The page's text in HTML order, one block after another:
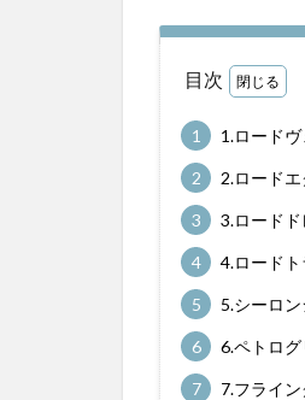
目次
1 1.ロード
2 2.ロード
3 3.ロードド
4 4.ロードト
5 5.シーロ
6 6.ペトログ
7 7.フライ